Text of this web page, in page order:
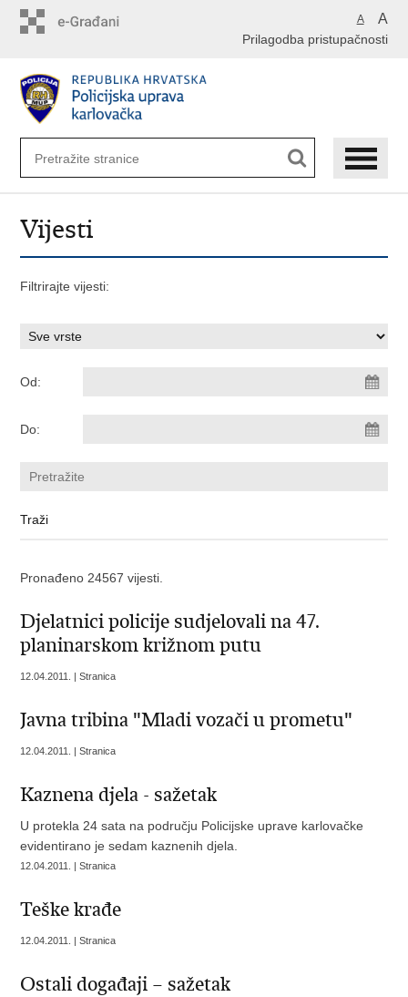
A A
Prilagodba pristupačnosti
Vijesti
Filtrirajte vijesti:
Od:
Do:
Pronađeno 24567 vijesti.
Djelatnici policije sudjelovali na 47.
planinarskom križnom putu
12.04.2011. | Stranica
Javna tribina "Mladi vozači u prometu"
12.04.2011. | Stranica
Kaznena djela - sažetak
U protekla 24 sata na području Policijske uprave karlovačke
evidentirano je sedam kaznenih djela.
12.04.2011. | Stranica
Teške krađe
12.04.2011. | Stranica
Ostali događaji – sažetak